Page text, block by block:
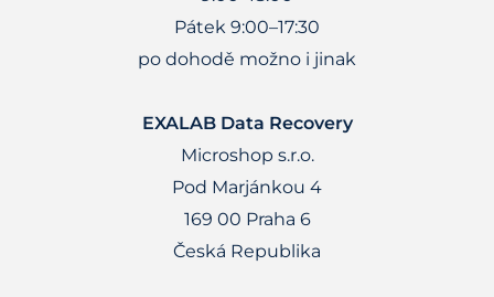
Pátek 9:00–17:30
po dohodě možno i jinak
EXALAB Data Recovery
Microshop s.r.o.
Pod Marjánkou 4
169 00 Praha 6
Česká Republika